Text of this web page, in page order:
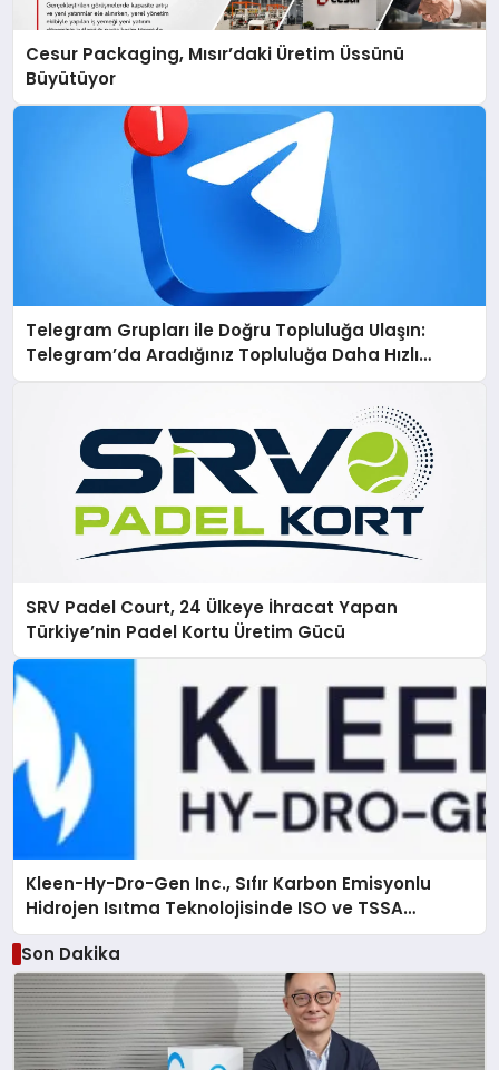
Cesur Packaging, Mısır’daki Üretim Üssünü
Büyütüyor
Telegram Grupları ile Doğru Topluluğa Ulaşın:
Telegram’da Aradığınız Topluluğa Daha Hızlı
Ulaşın
SRV Padel Court, 24 Ülkeye İhracat Yapan
Türkiye’nin Padel Kortu Üretim Gücü
Kleen-Hy-Dro-Gen Inc., Sıfır Karbon Emisyonlu
Hidrojen Isıtma Teknolojisinde ISO ve TSSA
Düzenleyici Onaylarını Aldı
Son Dakika